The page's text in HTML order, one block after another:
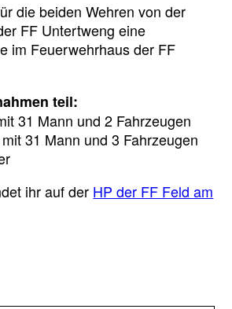
die beiden Wehren von der
FF Untertweng eine
im Feuerwehrhaus der FF
teil:
31 Mann und 2 Fahrzeugen
31 Mann und 3 Fahrzeugen
ihr auf der HP der FF Feld am